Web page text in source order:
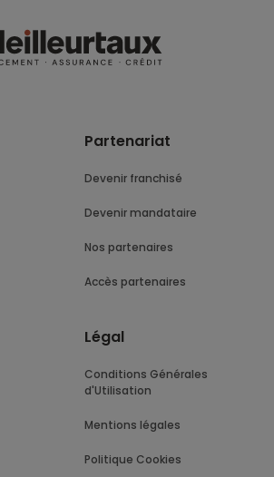
Partenariat
Devenir franchisé
Devenir mandataire
Nos partenaires
Accès partenaires
Légal
Conditions Générales
d'Utilisation
Mentions légales
Politique Cookies